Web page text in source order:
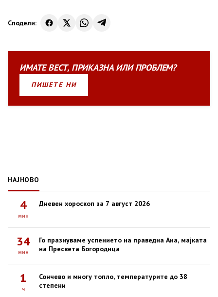
Сподели:
ИМАТЕВЕСТ, ПРИКАЗНАИЛИПРОБЛЕМ?
ПИШЕТЕ НИ
НАЈНОВО
4
мин
Дневен хороскоп за 7 август 2026
34
мин
Го празнуваме успението на праведна Ана, мајката
на Пресвета Богородица
1
ч
Сончево и многу топло, температурите до 38
степени